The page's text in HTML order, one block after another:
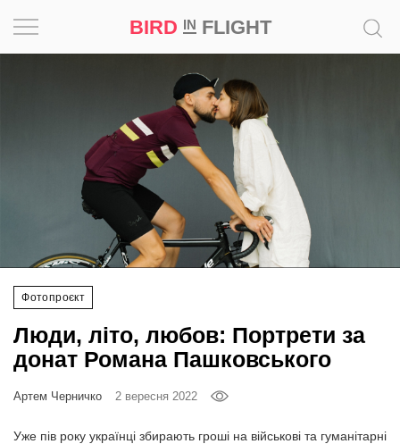
BIRD INFLIGHT
Фотопроєкт
Люди, літо, любов: Портрети за
донат Романа Пашковського
Артем Черничко 2 вересня 2022
Уже пів року українці збирають гроші на військові та гуманітарні